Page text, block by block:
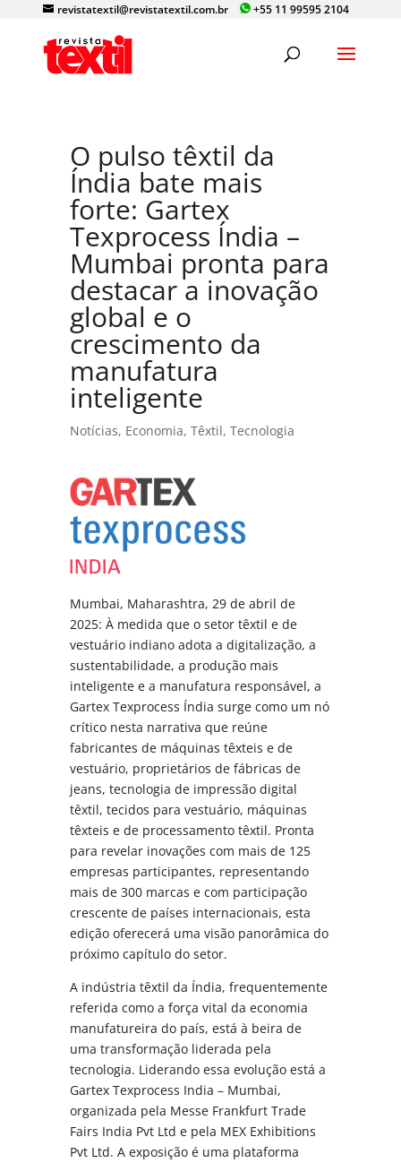
+55 11 99595 2104
revistatextil@revistatextil.com.br
O pulso têxtil da
Índia bate mais
forte: Gartex
Texprocess Índia –
Mumbai pronta para
destacar a inovação
global e o
crescimento da
manufatura
inteligente
Notícias, Economia,Têxtil,Tecnologia
Mumbai, Maharashtra, 29 de abril de
2025: À medida que o setor têxtil e de
vestuário indiano adota a digitalização, a
sustentabilidade, a produção mais
inteligente e a manufatura responsável, a
Gartex Texprocess Índia surge como um nó
crítico nesta narrativa que reúne
fabricantes de máquinas têxteis e de
vestuário, proprietários de fábricas de
jeans, tecnologia de impressão digital
têxtil, tecidos para vestuário, máquinas
têxteis e de processamento têxtil. Pronta
para revelar inovações com mais de 125
empresas participantes, representando
mais de 300 marcas e com participação
crescente de países internacionais, esta
edição oferecerá uma visão panorâmica do
próximo capítulo do setor.
A indústria têxtil da Índia, frequentemente
referida como a força vital da economia
manufatureira do país, está à beira de
uma transformação liderada pela
tecnologia. Liderando essa evolução está a
Gartex Texprocess India – Mumbai,
organizada pela Messe Frankfurt Trade
Fairs India Pvt Ltd e pela MEX Exhibitions
Pvt Ltd. A exposição é uma plataforma